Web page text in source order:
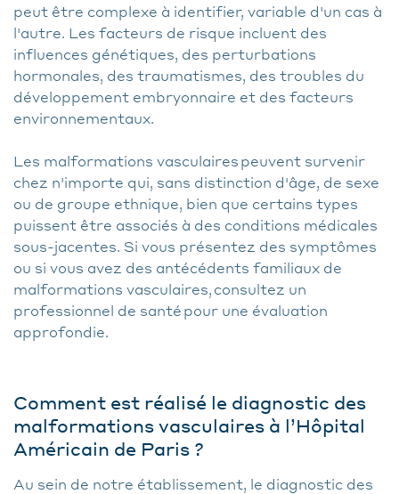
peut être complexe à identifier, variable d'un cas à
l'autre. Les facteurs de risque incluent des
influences génétiques, des perturbations
hormonales, des traumatismes, des troubles du
développement embryonnaire et des facteurs
environnementaux.
Les malformations vasculaires peuvent survenir
chez n'importe qui, sans distinction d'âge, de sexe
ou de groupe ethnique, bien que certains types
puissent être associés à des conditions médicales
sous-jacentes. Si vous présentez des symptômes
ou si vous avez des antécédents familiaux de
malformations vasculaires, consultez un
professionnel de santé pour une évaluation
approfondie.
Comment est réalisé le diagnostic des
malformations vasculaires à l’Hôpital
Américain de Paris ?
Au sein de notre établissement, le diagnostic des